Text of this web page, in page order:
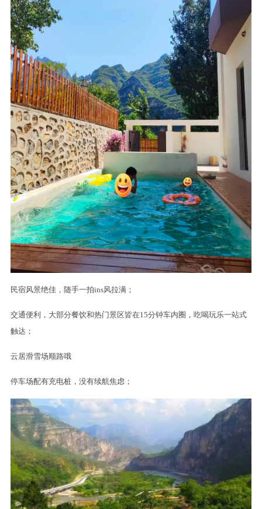
民宿风景绝佳，随手一拍ins风拉满；
交通便利，大部分餐饮和热门景区皆在15分钟车内圈，吃喝玩乐一站式
触达；
云居滑雪场顺路哦
停车场配有充电桩，没有续航焦虑；